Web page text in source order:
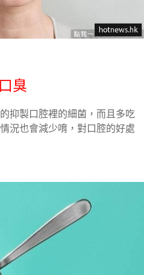
臭
抑製口腔裡的細菌，而且多吃
況也會減少唷，對口腔的好處